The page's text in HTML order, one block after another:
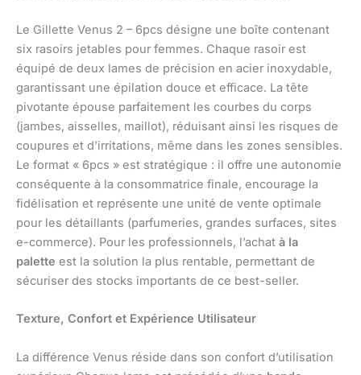
Le Gillette Venus 2 – 6pcs désigne une boîte contenant
six rasoirs jetables pour femmes. Chaque rasoir est
équipé de deux lames de précision en acier inoxydable,
garantissant une épilation douce et efficace. La tête
pivotante épouse parfaitement les courbes du corps
(jambes, aisselles, maillot), réduisant ainsi les risques de
coupures et d’irritations, même dans les zones sensibles.
Le format « 6pcs » est stratégique : il offre une autonomie
conséquente à la consommatrice finale, encourage la
fidélisation et représente une unité de vente optimale
pour les détaillants (parfumeries, grandes surfaces, sites
e-commerce). Pour les professionnels, l’achat à la
palette est la solution la plus rentable, permettant de
sécuriser des stocks importants de ce best-seller.
Texture, Confort et Expérience Utilisateur
La différence Venus réside dans son confort d’utilisation